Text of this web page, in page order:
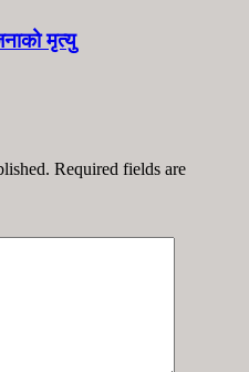
मृत्यु
Required fields are